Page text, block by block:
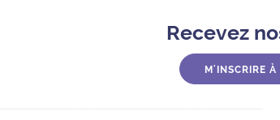
Recevez
M'INSCRIRE